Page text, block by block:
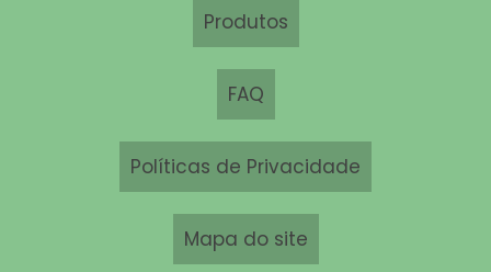
Produtos
FAQ
Políticas de Privacidade
Mapa do site